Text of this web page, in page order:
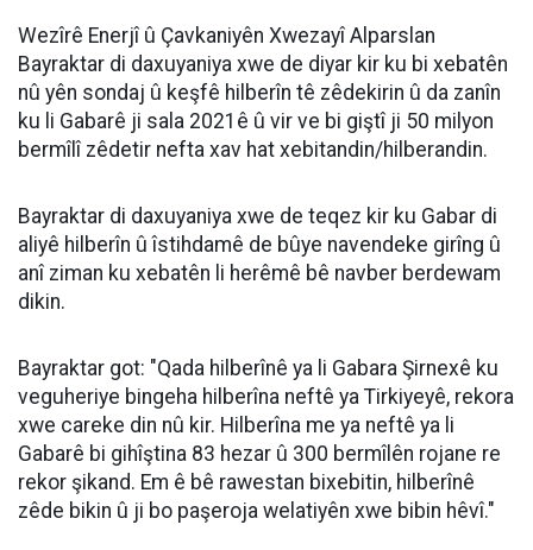
Wezîrê Enerjî û Çavkaniyên Xwezayî Alparslan
Bayraktar di daxuyaniya xwe de diyar kir ku bi xebatên
nû yên sondaj û keşfê hilberîn tê zêdekirin û da zanîn
ku li Gabarê ji sala 2021ê û vir ve bi giştî ji 50 milyon
bermîlî zêdetir nefta xav hat xebitandin/hilberandin.
Bayraktar di daxuyaniya xwe de teqez kir ku Gabar di
aliyê hilberîn û îstihdamê de bûye navendeke girîng û
anî ziman ku xebatên li herêmê bê navber berdewam
dikin.
Bayraktar got: "Qada hilberînê ya li Gabara Şirnexê ku
veguheriye bingeha hilberîna neftê ya Tirkiyeyê, rekora
xwe careke din nû kir. Hilberîna me ya neftê ya li
Gabarê bi gihîştina 83 hezar û 300 bermîlên rojane re
rekor şikand. Em ê bê rawestan bixebitin, hilberînê
zêde bikin û ji bo paşeroja welatiyên xwe bibin hêvî."